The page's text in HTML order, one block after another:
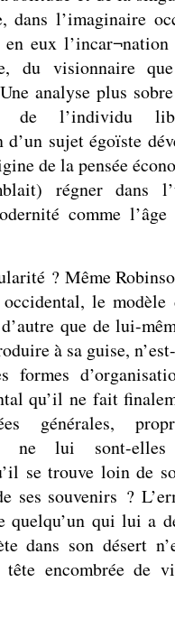
l’imaginaire
eux l’incar¬nation
du visionnaire
analyse plus
de
sujet égoïste
de la pensée
régner dans
comme l’âge
? Même
le
que de lui-
à sa guise,
formes
qu’il ne fait
générales,
ne lui sont-
se trouve loin de
ses souvenirs ?
quelqu’un qui lui a
dans son désert
encombrée de